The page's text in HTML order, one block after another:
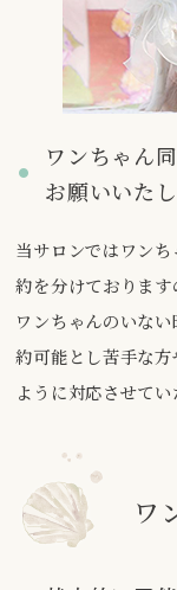
ワンちゃん
お願いいた
当サロンではワン
約を分けております
ワンちゃんのいな
約可能とし苦手な
ように対応させてい
ワ